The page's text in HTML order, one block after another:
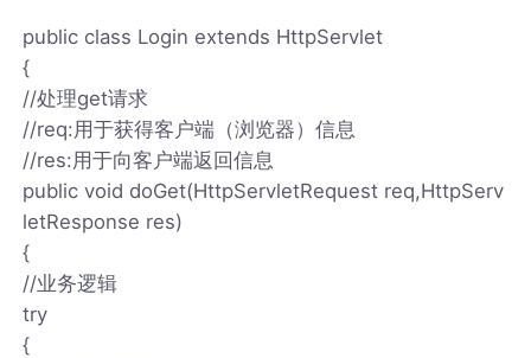
public class Login extends HttpServlet
{
//处理get请求
//req:用于获得客户端（浏览器）信息
//res:用于向客户端返回信息
public void doGet(HttpServletRequest req,HttpServ
letResponse res)
{
//业务逻辑
try
{